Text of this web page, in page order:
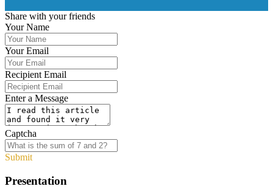
Share with your friends
Your Name
Your Email
Recipient Email
Enter a Message
Captcha
Submit
Presentation